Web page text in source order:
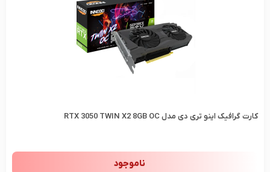
کارت گرافیک اینو تری دی مدل RTX 3050 TWIN X2 8GB OC
ناموجود